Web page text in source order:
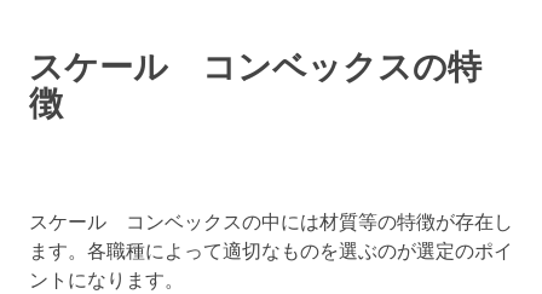
スケール コンベックスの特
徴
スケール コンベックスの中には材質等の特徴が存在し
ます。各職種によって適切なものを選ぶのが選定のポイ
ントになります。